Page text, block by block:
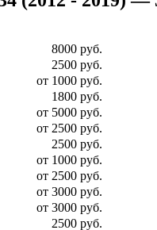
8000 руб.
2500 руб.
от 1000 руб.
1800 руб.
от 5000 руб.
от 2500 руб.
2500 руб.
от 1000 руб.
от 2500 руб.
от 3000 руб.
от 3000 руб.
2500 руб.